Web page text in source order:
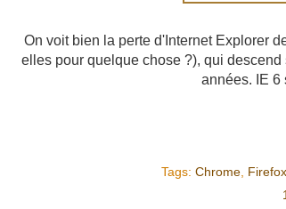
On voit bien la perte d'Internet Explorer
elles pour quelque chose ?), qui
années. IE 6
Tags: Chrome, Firefox